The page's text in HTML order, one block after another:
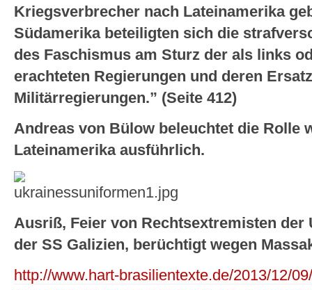
Kriegsverbrecher nach Lateinamerika
Südamerika beteiligten sich die
des Faschismus am Sturz der als links
erachteten Regierungen und deren
Militärregierungen.” (Seite 412)
Andreas von Bülow beleuchtet die Rolle
Lateinamerika ausführlich.
Ausriß, Feier von Rechtsextremisten der
der SS Galizien, berüchtigt wegen
http://www.hart-brasilientexte.de/2013/12/